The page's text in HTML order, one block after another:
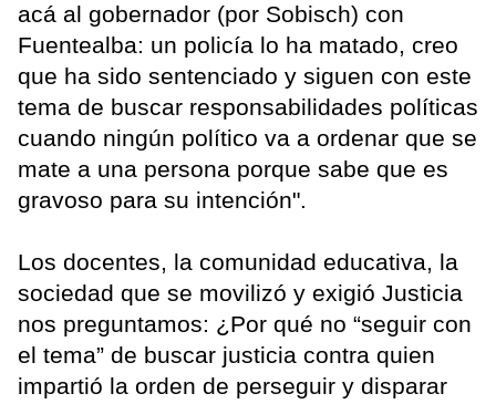
acá al gobernador (por Sobisch) con
Fuentealba: un policía lo ha matado, creo
que ha sido sentenciado y siguen con este
tema de buscar responsabilidades políticas
cuando ningún político va a ordenar que se
mate a una persona porque sabe que es
gravoso para su intención".
Los docentes, la comunidad educativa, la
sociedad que se movilizó y exigió Justicia
nos preguntamos: ¿Por qué no “seguir con
el tema” de buscar justicia contra quien
impartió la orden de perseguir y disparar